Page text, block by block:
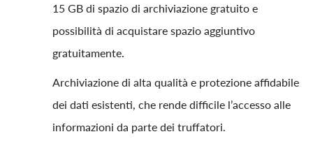
15 GB di spazio di archiviazione gratuito e
possibilità di acquistare spazio aggiuntivo
gratuitamente.
Archiviazione di alta qualità e protezione affidabile
dei dati esistenti, che rende difficile l’accesso alle
informazioni da parte dei truffatori.